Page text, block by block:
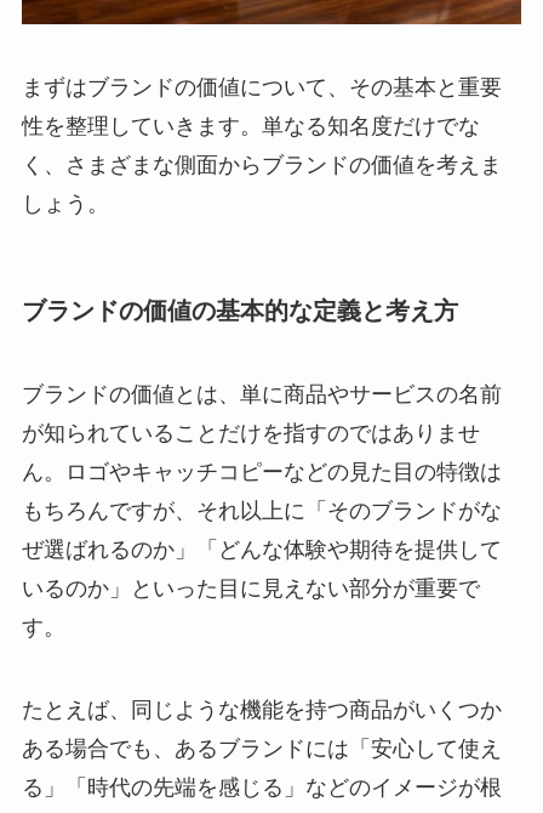
まずはブランドの価値について、その基本と重要
性を整理していきます。単なる知名度だけでな
く、さまざまな側面からブランドの価値を考えま
しょう。
ブランドの価値の基本的な定義と考え方
ブランドの価値とは、単に商品やサービスの名前
が知られていることだけを指すのではありませ
ん。ロゴやキャッチコピーなどの見た目の特徴は
もちろんですが、それ以上に「そのブランドがな
ぜ選ばれるのか」「どんな体験や期待を提供して
いるのか」といった目に見えない部分が重要で
す。
たとえば、同じような機能を持つ商品がいくつか
ある場合でも、あるブランドには「安心して使え
る」「時代の先端を感じる」などのイメージが根